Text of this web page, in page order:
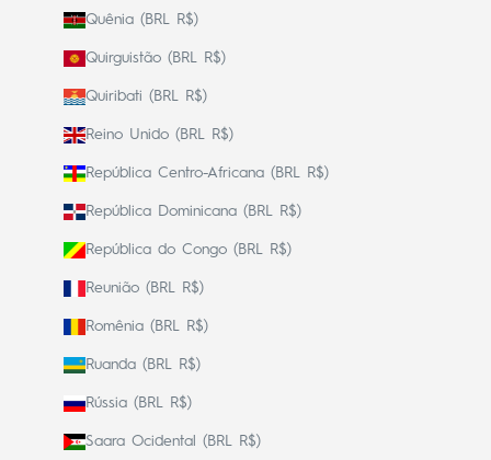
Quênia (BRL R$)
Quirguistão (BRL R$)
Quiribati (BRL R$)
Reino Unido (BRL R$)
República Centro-Africana (BRL R$)
República Dominicana (BRL R$)
República do Congo (BRL R$)
Reunião (BRL R$)
Romênia (BRL R$)
Ruanda (BRL R$)
Rússia (BRL R$)
Saara Ocidental (BRL R$)